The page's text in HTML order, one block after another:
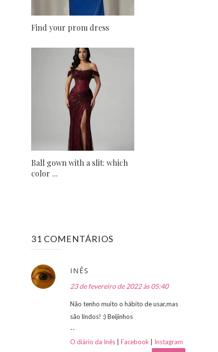
Find your prom dress
Ball gown with a slit: which
color ...
31 COMENTÁRIOS
INÊS
23 de fevereiro de 2022 às 05:40
Não tenho muito o hábito de usar,mas
são lindos! :) Beijinhos
--
O diário da Inês
Facebook Instagram